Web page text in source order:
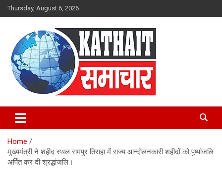
Skip
to
Thursday, August 6, 2026
Kathait Samachar – Latest
Uttarakhand News in Hindi,
Uttarakhand News Headlines
Home
मुख्यमंत्री ने शहीद स्थल रामपुर तिराहा में राज्य आन्दोलनकारी शहीदों को पुष्पांजलि
अर्पित कर दी श्रद्धांजलि।